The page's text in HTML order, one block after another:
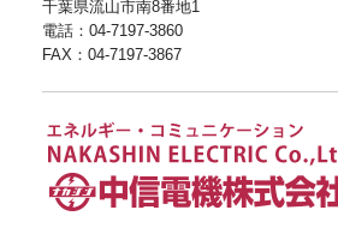
千葉県流山市南8番地1
電話：04-7197-3860
FAX：04-7197-3867